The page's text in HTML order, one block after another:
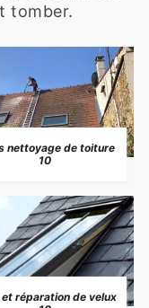
tomber.
nettoyage de toiture
10
et réparation de velux